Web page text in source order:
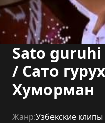
Sato
/ Сато
Хуморман
Жанр:Узбекские клипы